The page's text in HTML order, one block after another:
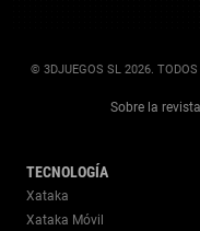
© 3DJUEGOS SL 2026. TODOS
Sobre la revista
TECNOLOGÍA
Xataka
Xataka Móvil